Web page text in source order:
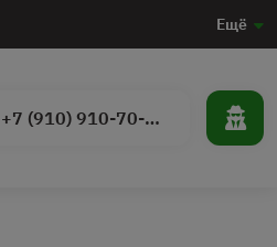
Ещё
+7 (910) 910-70-15